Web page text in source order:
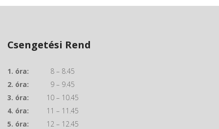
Csengetési Rend
1. óra: 8 – 8.45
2. óra: 9 – 9.45
3. óra: 10 – 10.45
4. óra: 11 – 11.45
5. óra: 12 – 12.45